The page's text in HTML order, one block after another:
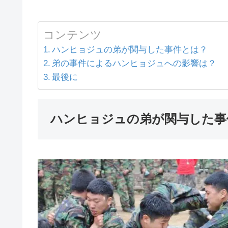
コンテンツ
ハンヒョジュの弟が関与した事件とは？
弟の事件によるハンヒョジュへの影響は？
最後に
ハンヒョジュの弟が関与した